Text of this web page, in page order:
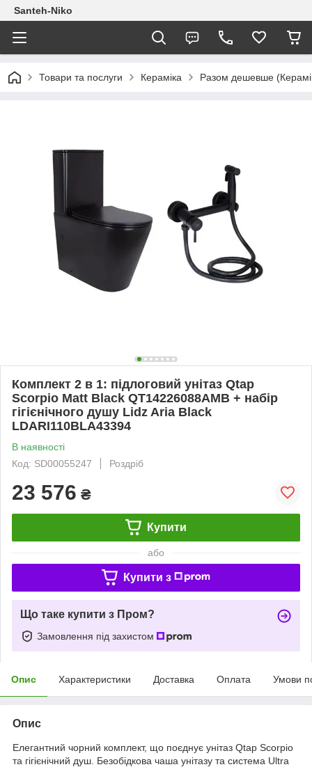
Santeh-Niko
Товари та послуги Кераміка Разом дешевше
Комплект 2 в 1: підлоговий унітаз Qtap
Scorpio Matt Black QT14226088AMB + набір
гігієнічного душу Lidz Aria Black
LDARI110BLA43394
В наявності
Код: SD00055247
Роздріб
23 576 ₴
Купити
або
Купити з
Що таке купити з Пром?
Замовлення під захистом
Опис Характеристики Доставка Оплата Умови
Опис
Елегантний чорний комплект, що поєднує унітаз Qtap Scorpio
та гігієнічний душ. Безобідкова чаша унітазу та система Ultra